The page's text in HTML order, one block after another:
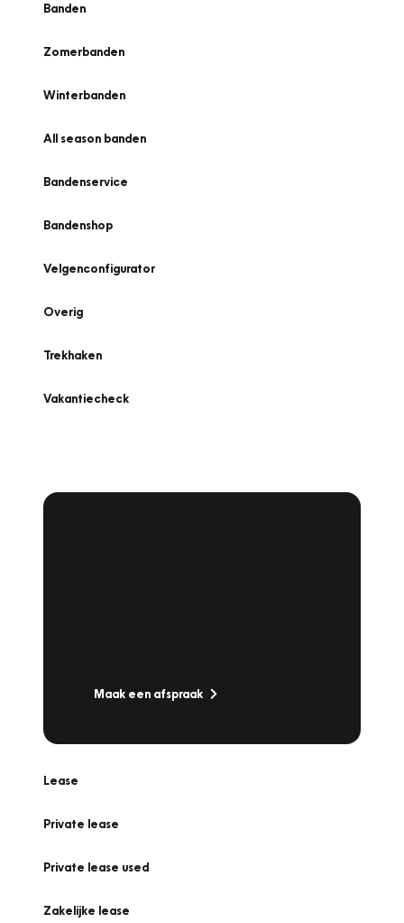
Banden
Zomerbanden
Winterbanden
All season banden
Bandenservice
Bandenshop
Velgenconfigurator
Overig
Trekhaken
Vakantiecheck
Maak een afspraak
Lease
Private lease
Private lease used
Zakelijke lease